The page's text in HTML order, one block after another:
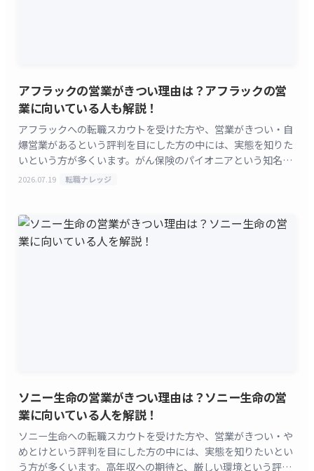
アフラックの営業がきつい理由は？アフラックの営
業に向いている人も解説！
アフラックへの転職スカウトを受けた方や、営業がきつい・自
爆営業があるという評判を目にした方の中には、実態を知りた
いという方が多くいます。がん保険のパイオニアという知名度
の高さと、紹介客中心という独特の営業スタイルが同時に
2026.07.19 転職ナレッジ
ソニー生命の営業がきつい理由は？ソニー生命の営
業に向いている人を解説！
ソニー生命への転職スカウトを受けた方や、営業がきつい・や
めとけという評判を目にした方の中には、実態を知りたいとい
う方が多くいます。高年収への期待と、厳しい環境という評判